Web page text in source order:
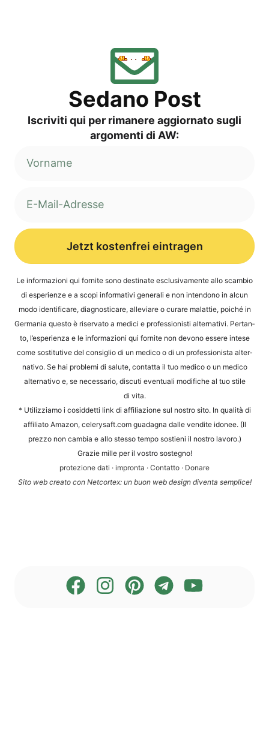
Sed­a­no Post
Iscri­vi­ti qui per rima­ne­re aggior­na­to sug­li
argo­men­ti di AW:
Jetzt kostenfrei eintragen
Le infor­ma­zio­ni qui for­ni­te sono desti­na­te esclu­si­v­a­men­te allo scam­bio
di espe­ri­en­ze e a sco­pi infor­ma­ti­vi gene­ra­li e non inten­do­no in alcun
modo iden­ti­fi­ca­re, dia­gno­sti­ca­re, alle­vi­a­re o cura­re malat­tie, poi­ché in
Ger­ma­nia ques­to è riser­va­to a medi­ci e pro­fes­sio­nis­ti alter­na­ti­vi. Per­tan­
to, l’e­s­pe­ri­en­za e le infor­ma­zio­ni qui for­ni­te non devo­no esse­re inte­se
come sosti­tu­ti­ve del con­siglio di un med­ico o di un pro­fes­sio­nis­ta alter­
na­tivo. Se hai pro­ble­mi di salu­te, contat­ta il tuo med­ico o un med­ico
alter­na­tivo e, se neces­sa­rio, dis­cu­ti even­tua­li modi­fi­che al tuo sti­le
di vita.
* Uti­liz­zia­mo i cosid­det­ti link di affi­lia­zio­ne sul nos­tro sito. In qua­li­tà di
affi­li­a­to Ama­zon, cele​ry​saft​.com gua­d­a­gna dal­le ven­dite ido­nee. (Il
prez­zo non cam­bia e allo stes­so tem­po sos­ti­eni il nos­tro lavoro.)
Gra­zie mil­le per il vos­tro sostegno!
pro­te­zio­ne dati · impron­ta · Con­tat­to · Dona­re
Sito web crea­to con Net­cortex: un buon web design diven­ta semplice!